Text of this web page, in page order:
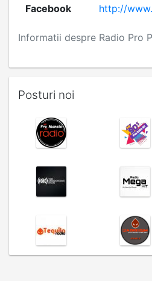
Informatii despre Radio Pro
Facebook http://
Posturi noi